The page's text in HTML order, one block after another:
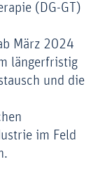
(DG-GT)
März 2024
längerfristig
und die
im Feld